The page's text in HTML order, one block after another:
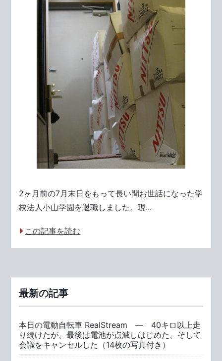
2ヶ月前の7月末日をもって長い間お世話になった学
校法人小山学園を退職しました。現...
この記事を読む
最新の記事
本日の電動自転車 RealStream ― 40キロ以上走
り続けたが、最後は電池が点滅しはじめた、そして
会議をキャンセルした（14枚の写真付き）